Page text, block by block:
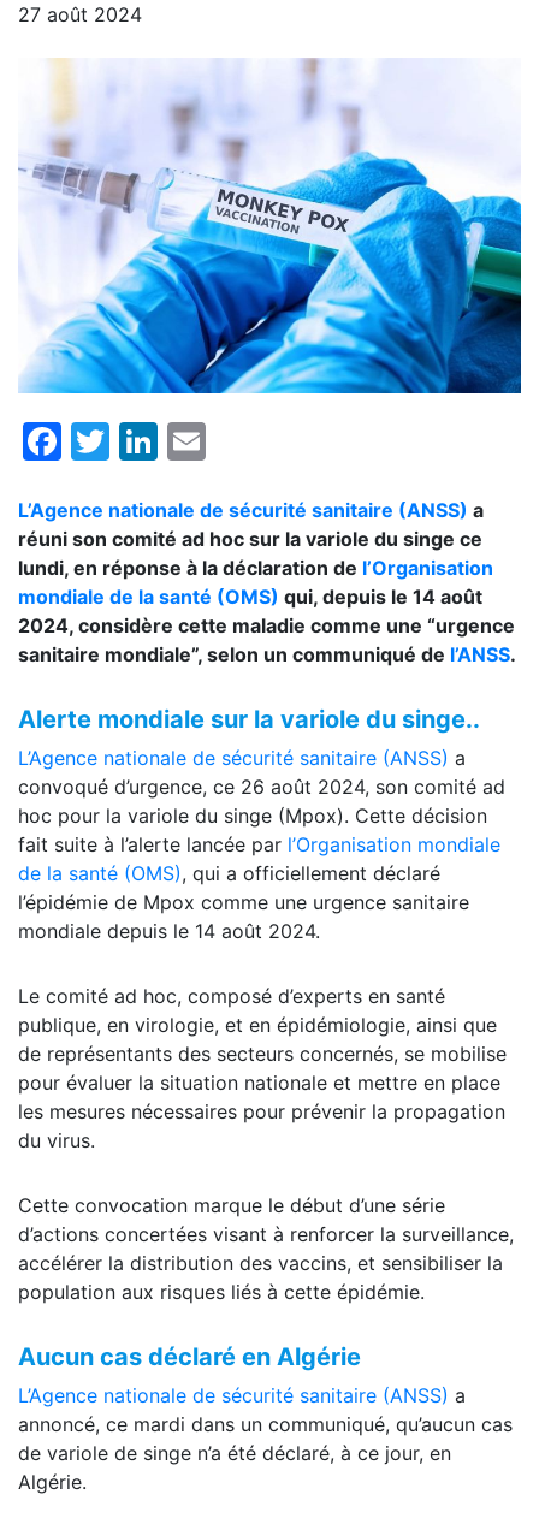
27 août 2024
Facebook
TwitterLinkedIn
L’Agence nationale de sécurité sanitaire (ANSS) a
réuni son comité ad hoc sur la variole du singe ce
lundi, en réponse à la déclaration de l’Organisation
mondiale de la santé (OMS) qui, depuis le 14 août
2024, considère cette maladie comme une “urgence
sanitaire mondiale”, selon un communiqué de l’ANSS.
Alerte mondiale sur la variole du singe..
L’Agence nationale de sécurité sanitaire (ANSS) a
convoqué d’urgence, ce 26 août 2024, son comité ad
hoc pour la variole du singe (Mpox). Cette décision
fait suite à l’alerte lancée par l’Organisation mondiale
de la santé (OMS), qui a officiellement déclaré
l’épidémie de Mpox comme une urgence sanitaire
mondiale depuis le 14 août 2024.
Le comité ad hoc, composé d’experts en santé
publique, en virologie, et en épidémiologie, ainsi que
de représentants des secteurs concernés, se mobilise
pour évaluer la situation nationale et mettre en place
les mesures nécessaires pour prévenir la propagation
du virus.
Cette convocation marque le début d’une série
d’actions concertées visant à renforcer la surveillance,
accélérer la distribution des vaccins, et sensibiliser la
population aux risques liés à cette épidémie.
Aucun cas déclaré en Algérie
L’Agence nationale de sécurité sanitaire (ANSS) a
annoncé, ce mardi dans un communiqué, qu’aucun cas
de variole de singe n’a été déclaré, à ce jour, en
Algérie.